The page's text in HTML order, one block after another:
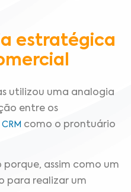
estratégica
utilizou uma analogia
entre os
CRM como o prontuário
assim como um
para realizar um